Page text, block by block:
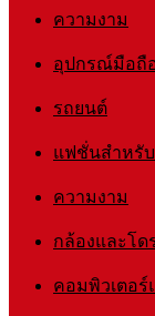
ความงาม
อุปกรณ์มือถื
รถยนต์
แฟชั่นสำหรับ
ความงาม
กล้องและโด
คอมพิวเตอร์